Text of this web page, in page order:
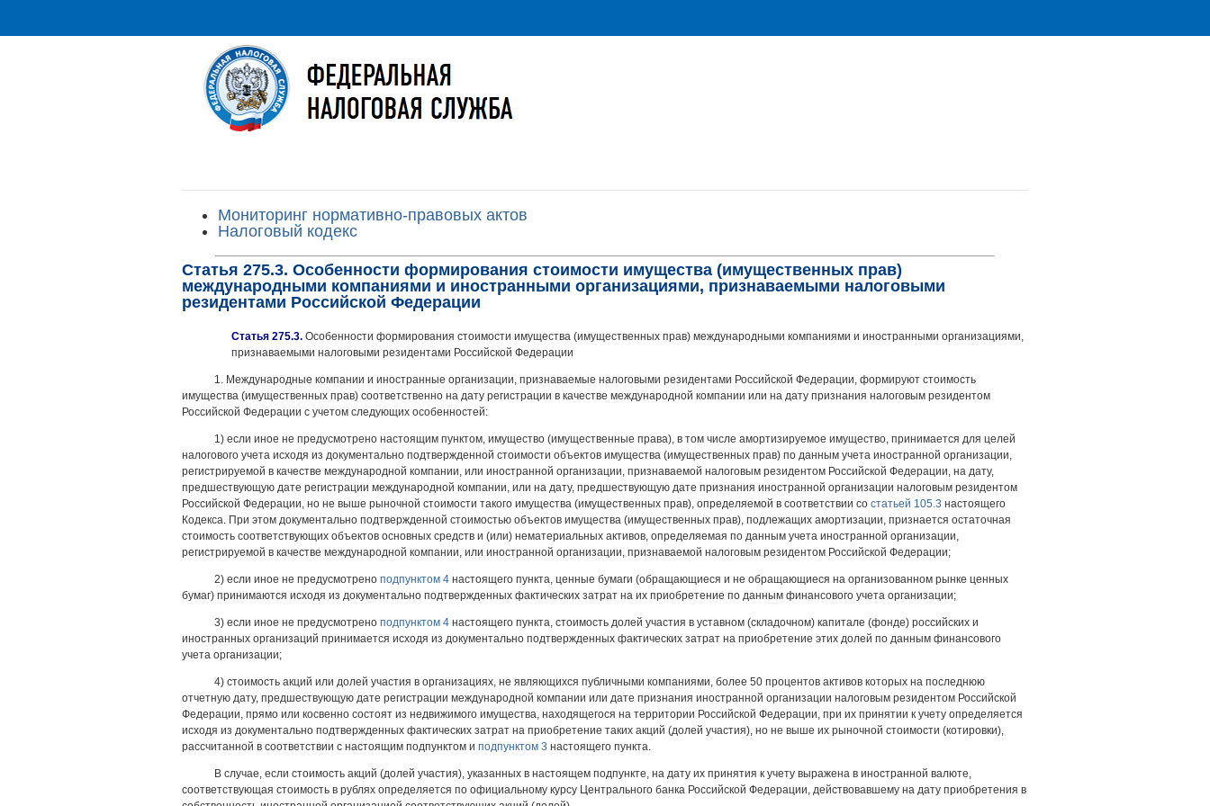
Мониторинг нормативно-правовых актов
Налоговый кодекс
Статья 275.3. Особенности формирования стоимости имущества (имущественных прав)
международными компаниями и иностранными организациями, признаваемыми налоговыми
резидентами Российской Федерации
Статья 275.3. Особенности формирования стоимости имущества (имущественных прав) международными компаниями и иностранными организациями,
признаваемыми налоговыми резидентами Российской Федерации
1. Международные компании и иностранные организации, признаваемые налоговыми резидентами Российской Федерации, формируют стоимость
имущества (имущественных прав) соответственно на дату регистрации в качестве международной компании или на дату признания налоговым резидентом
Российской Федерации с учетом следующих особенностей:
1) если иное не предусмотрено настоящим пунктом, имущество (имущественные права), в том числе амортизируемое имущество, принимается для целей
налогового учета исходя из документально подтвержденной стоимости объектов имущества (имущественных прав) по данным учета иностранной организации,
регистрируемой в качестве международной компании, или иностранной организации, признаваемой налоговым резидентом Российской Федерации, на дату,
предшествующую дате регистрации международной компании, или на дату, предшествующую дате признания иностранной организации налоговым резидентом
Российской Федерации, но не выше рыночной стоимости такого имущества (имущественных прав), определяемой в соответствии со статьей 105.3 настоящего
Кодекса. При этом документально подтвержденной стоимостью объектов имущества (имущественных прав), подлежащих амортизации, признается остаточная
стоимость соответствующих объектов основных средств и (или) нематериальных активов, определяемая по данным учета иностранной организации,
регистрируемой в качестве международной компании, или иностранной организации, признаваемой налоговым резидентом Российской Федерации;
2) если иное не предусмотрено подпунктом 4 настоящего пункта, ценные бумаги (обращающиеся и не обращающиеся на организованном рынке ценных
бумаг) принимаются исходя из документально подтвержденных фактических затрат на их приобретение по данным финансового учета организации;
3) если иное не предусмотрено подпунктом 4 настоящего пункта, стоимость долей участия в уставном (складочном) капитале (фонде) российских и
иностранных организаций принимается исходя из документально подтвержденных фактических затрат на приобретение этих долей по данным финансового
учета организации;
4) стоимость акций или долей участия в организациях, не являющихся публичными компаниями, более 50 процентов активов которых на последнюю
отчетную дату, предшествующую дате регистрации международной компании или дате признания иностранной организации налоговым резидентом Российской
Федерации, прямо или косвенно состоят из недвижимого имущества, находящегося на территории Российской Федерации, при их принятии к учету определяется
исходя из документально подтвержденных фактических затрат на приобретение таких акций (долей участия), но не выше их рыночной стоимости (котировки),
рассчитанной в соответствии с настоящим подпунктом и подпунктом 3 настоящего пункта.
В случае, если стоимость акций (долей участия), указанных в настоящем подпункте, на дату их принятия к учету выражена в иностранной валюте,
соответствующая стоимость в рублях определяется по официальному курсу Центрального банка Российской Федерации, действовавшему на дату приобретения в